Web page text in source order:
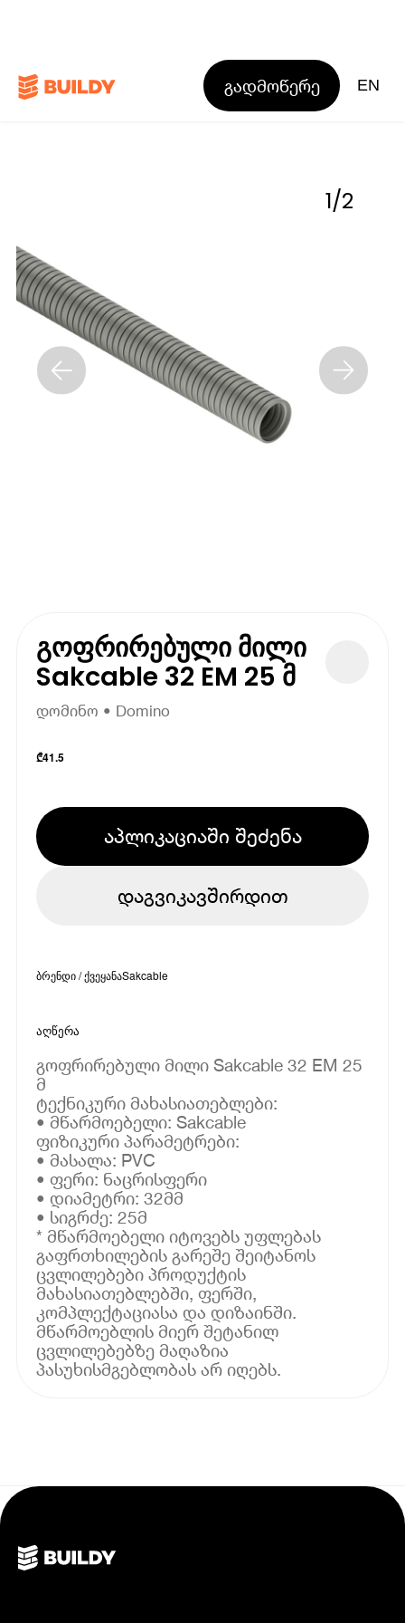
გადმოწერე EN
1/2
გოფრირებული მილი
Sakcable 32 EM 25 მ
დომინო • Domino
₾41.5
აპლიკაციაში შეძენა
დაგვიკავშირდით
ბრენდი / ქვეყანაSakcable
აღწერა
გოფრირებული მილი Sakcable 32 EM 25
მ
ტექნიკური მახასიათებლები:
• მწარმოებელი: Sakcable
ფიზიკური პარამეტრები:
• მასალა: PVC
• ფერი: ნაცრისფერი
• დიამეტრი: 32მმ
• სიგრძე: 25მ
* მწარმოებელი იტოვებს უფლებას
გაფრთხილების გარეშე შეიტანოს
ცვლილებები პროდუქტის
მახასიათებლებში, ფერში,
კომპლექტაციასა და დიზაინში.
მწარმოებლის მიერ შეტანილ
ცვლილებებზე მაღაზია
პასუხისმგებლობას არ იღებს.